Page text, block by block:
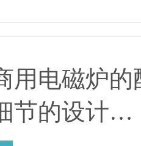
用电磁炉的
节的设计…